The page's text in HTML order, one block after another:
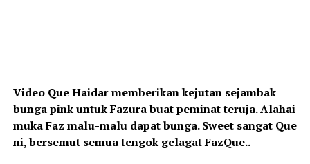
Video Que Haidar memberikan kejutan sejambak
bunga pink untuk Fazura buat peminat teruja. Alahai
muka Faz malu-malu dapat bunga. Sweet sangat Que
ni, bersemut semua tengok gelagat FazQue..